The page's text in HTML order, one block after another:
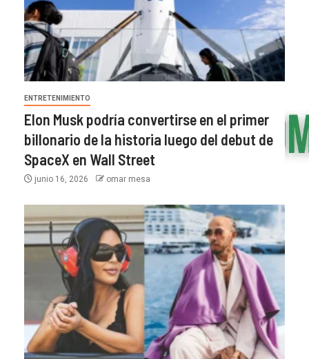
ENTRETENIMIENTO
Elon Musk podría convertirse en el primer
billonario de la historia luego del debut de
SpaceX en Wall Street
junio 16, 2026 omar mesa